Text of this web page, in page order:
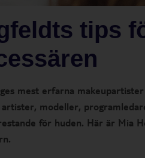
tips
mest erfarna
modeller,
för huden. Här är Mia